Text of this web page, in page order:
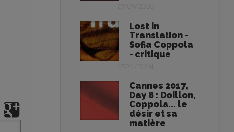
Lost in
Translation -
Sofia Coppola
- critique
07/01/2004
Cannes 2017,
Day 8 : Doillon,
Coppola... le
désir et sa
matière